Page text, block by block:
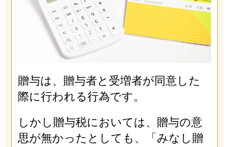
贈与は、贈与者と受増者が同意した
際に行われる行為です。
しかし贈与税においては、贈与の意
思が無かったとしても、「みなし贈